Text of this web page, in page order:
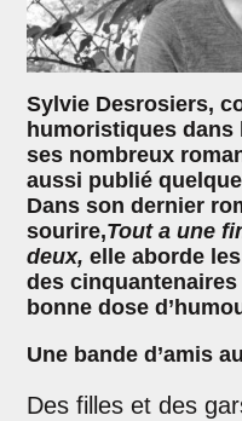
Sylvie Desrosiers,
humoristiques dans
ses nombreux
aussi publié
Dans son dernier
sourire,Tout a une
deux,elle aborde
des
bonne dose
Une bande d’amis
Des filles et des